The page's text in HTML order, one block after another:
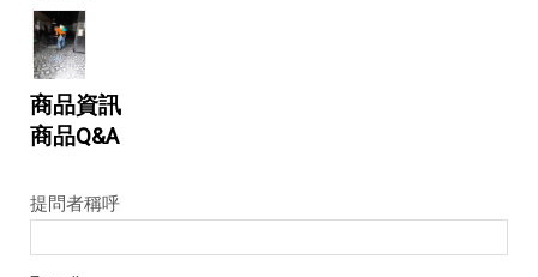
商品資訊
商品Q&A
提問者稱呼